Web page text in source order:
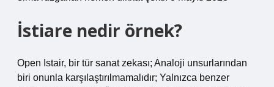
İstiare nedir örnek?
Open Istair, bir tür sanat zekası; Analoji unsurlarından
biri onunla karşılaştırılmamalıdır; Yalnızca benzer